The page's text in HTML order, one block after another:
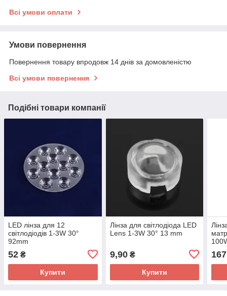
Всі умови оплати
Умови повернення
Повернення товару впродовж 14 днів за домовленістю
Всі умови повернення
Подібні товари компанії
LED лінза для 12
світлодіодів 1-3W 30°
92mm
52 ₴
Купити
Лінза для світлодіода LED
Lens 1-3W 30° 13 mm
9,90₴
Купити